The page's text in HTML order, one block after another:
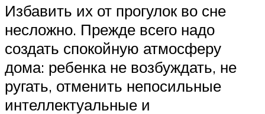
Избавить их от прогулок во сне
несложно. Прежде всего надо
создать спокойную атмосферу
дома: ребенка не возбуждать, не
ругать, отменить непосильные
интеллектуальные и